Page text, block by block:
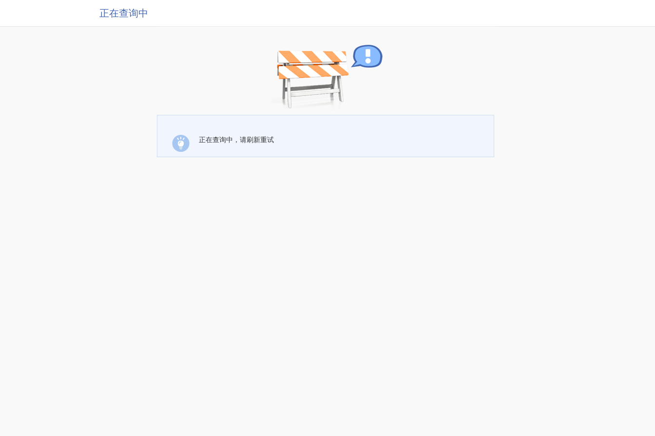
正在查询中
正在查询中，请刷新重试